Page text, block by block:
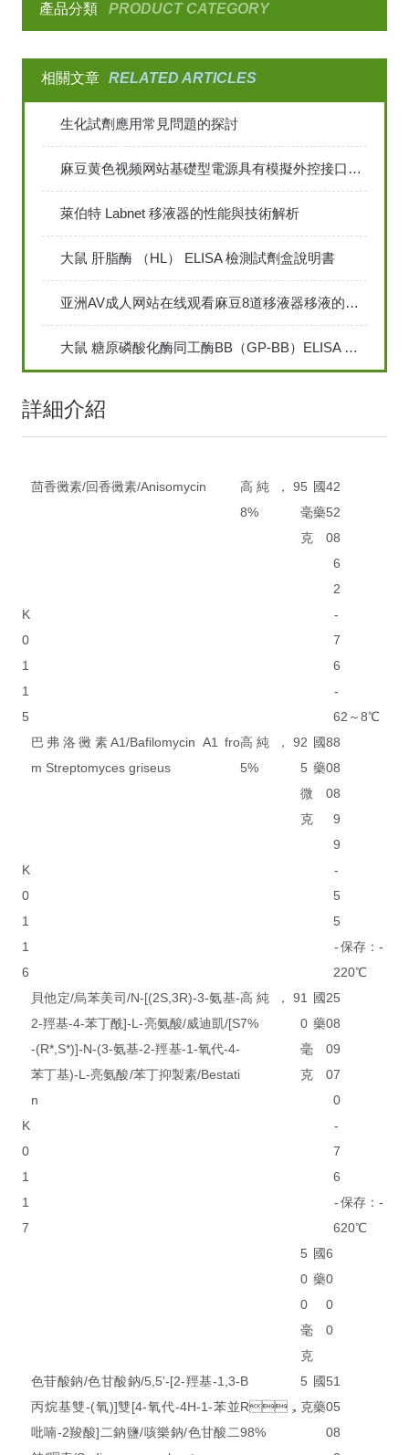
產品分類 PRODUCT CATEGORY
相關文章 RELATED ARTICLES
生化試劑應用常見問題的探討
麻豆黄色视频网站基礎型電源具有模擬外控接口，更好的係統特性
萊伯特 Labnet 移液器的性能與技術解析
大鼠 肝脂酶 （HL） ELISA 檢測試劑盒說明書
亚洲AV成人网站在线观看麻豆8道移液器移液的方法及維護保養工作
大鼠 糖原磷酸化酶同工酶BB（GP-BB）ELISA 檢測試劑盒說明
詳細介紹
K
0
1
1
5
茴香黴素/回香黴素/Anisomycin
高純，9
8%
5
毫
克
國
藥
4
5
0
2
2
8
6
2
-
7
6
-
62～8℃
K
0
1
1
6
巴弗洛黴素A1/Bafilomycin A1 fro
m Streptomyces griseus
高純，9
5%
2
5
微
克
國
藥
8
0
0
8
8
8
9
9
-
5
5
-
2
保存：-
20℃
K
0
1
1
7
貝他定/烏苯美司/N-[(2S,3R)-3-氨基-
2-羥基-4-苯丁酰]-L-亮氨酸/威迪凱/[S
-(R*,S*)]-N-(3-氨基-2-羥基-1-氧代-4-
苯丁基)-L-亮氨酸/苯丁抑製素/Bestati
n
高純，9
7%
1
0
毫
克
國
藥
2
0
0
0
5
8
9
7
0
-
7
6
-
6
保存：-
20℃
5
0
0
毫
克
國
藥
6
0
0
0
色苷酸鈉/色甘酸鈉/5,5’-[2-羥基-1,3-
丙烷基雙-(氧)]雙[4-氧代-4H-1-苯並
吡喃-2羧酸]二鈉鹽/咳樂鈉/色甘酸二
B
R，
98%
5
克
國
藥
5
0
0
1
5
8